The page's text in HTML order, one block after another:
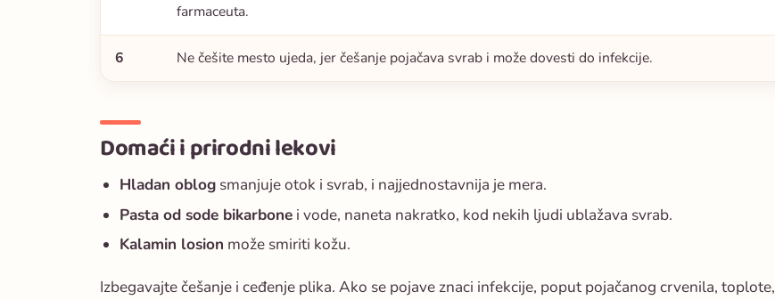
farmaceuta.
6 Ne češite mesto ujeda, jer češanje pojačava svrab i može dovesti do infekcije.
Domaći i prirodni lekovi
Hladan oblog smanjuje otok i svrab, i najjednostavnija je mera.
Pasta od sode bikarbone i vode, naneta nakratko, kod nekih ljudi ublažava svrab.
Kalamin losion može smiriti kožu.
Izbegavajte češanje i ceđenje plika. Ako se pojave znaci infekcije, poput pojačanog crvenila, toplote,